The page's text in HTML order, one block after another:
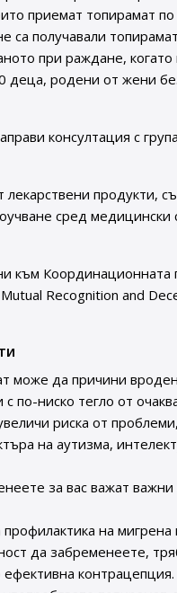
приемат топирамат
получавали
при раждане,
деца, родени от жени
консултация с
продукти,
сред
към
Recognition and
може да причини
по-ниско тегло от
риска от
на аутизма,
за вас важат
на
да забременеете,
ефективна контрацепция.